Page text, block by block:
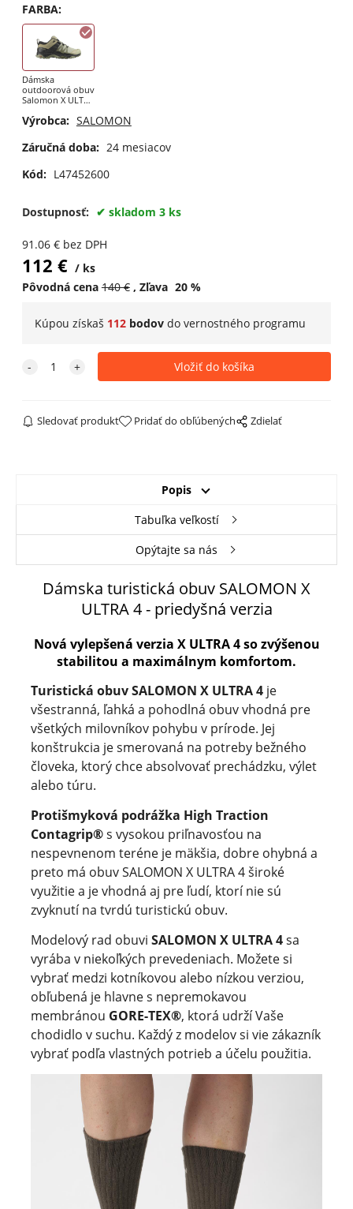
FARBA:
Dámska
outdoorová obuv
Salomon X ULTRA
Lichen Green /
Tea
Výrobca: SALOMON
Záručná doba: 24 mesiacov
Kód: L47452600
Dostupnosť: skladom 3 ks
91.06€ bez DPH
112 €
ks
Pôvodná cena 140€ Zľava 20%
Kúpou získaš 112bodovdo vernostného programu
Sledovať produkt Pridať do obľúbených Zdielať
Popis
Tabuľka veľkostí
Opýtajte sa nás
Dámska turistická obuv SALOMON X
ULTRA 4- priedyšná verzia
Nová vylepšená verzia X ULTRA 4 so zvýšenou
stabilitou a maximálnym komfortom.
Turistická obuv SALOMON X ULTRA 4 je
všestranná, ľahká a pohodlná obuv vhodná pre
všetkých milovníkov pohybu v prírode. Jej
konštrukcia je smerovaná na potreby bežného
človeka, ktorý chce absolvovať prechádzku, výlet
alebo túru.
Protišmyková podrážka High Traction
Contagrip®s vysokou priľnavosťou na
nespevnenom teréne je mäkšia, dobre ohybná a
preto má obuv SALOMON X ULTRA 4 široké
využitie a je vhodná aj pre ľudí, ktorí nie sú
zvyknutí na tvrdú turistickú obuv.
Modelový rad obuviSALOMON X ULTRA 4sa
vyrába v niekoľkých prevedeniach. Možete si
vybrať medzi kotníkovou alebo nízkou verziou,
obľubená je hlavne s nepremokavou
membránou GORE-TEX®, ktorá udrží Vaše
chodidlo v suchu. Každý z modelov si vie zákazník
vybrať podľa vlastných potrieb a účelu použitia.